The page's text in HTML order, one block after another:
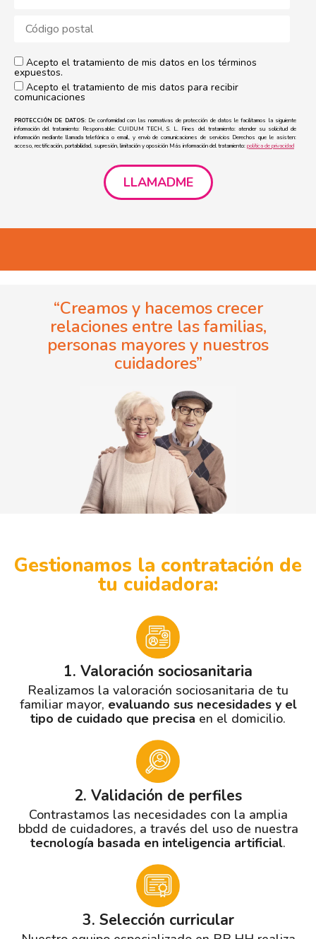
Acepto el tratamiento de mis datos en los términos
expuestos.
Acepto el tratamiento de mis datos para recibir
comunicaciones
PROTECCIÓN DE DATOS:De conformidad con las normativas de protección de datos le facilitamos la siguiente
información del tratamiento: Responsable: CUIDUM TECH, S. L. Fines del tratamiento: atender su solicitud de
información mediante llamada telefónica o email, y envío de comunicaciones de servicios Derechos que le asisten:
acceso, rectificación, portabilidad, supresión, limitación y oposición Más información del tratamiento:política de privacidad
“Creamos y hacemos crecer
relaciones entre las familias,
personas mayores y nuestros
cuidadores”
Gestionamos la contratación de
tu cuidadora:
1. Valoración sociosanitaria
Realizamos la valoración sociosanitaria de tu
familiar mayor, evaluando sus necesidades y el
tipo de cuidado que precisa en el domicilio.
2. Validación de perfiles
Contrastamos las necesidades con la amplia
bbdd de cuidadores, a través del uso de nuestra
tecnología basada en inteligencia artificial.
3. Selección curricular